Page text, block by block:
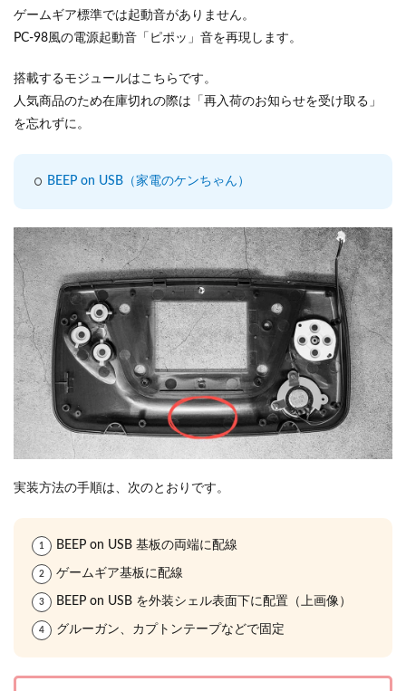
ゲームギア標準では起動音がありません。
PC-98風の電源起動音「ピポッ」音を再現します。
搭載するモジュールはこちらです。
人気商品のため在庫切れの際は「再入荷のお知らせを受け取る」
を忘れずに。
BEEP on USB（家電のケンちゃん）
実装方法の手順は、次のとおりです。
BEEP on USB 基板の両端に配線
ゲームギア基板に配線
BEEP on USB を外装シェル表面下に配置（上画像）
グルーガン、カプトンテープなどで固定